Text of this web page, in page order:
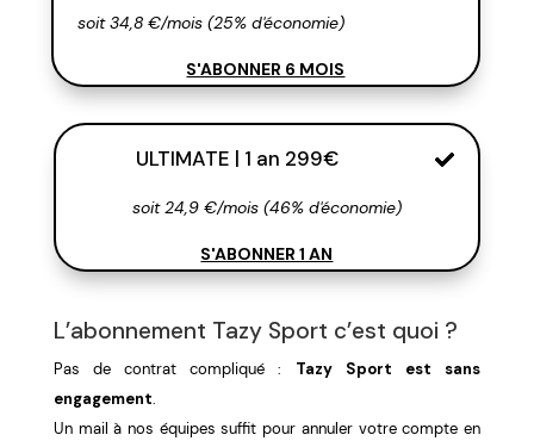
soit 34,8 €/mois (25% d'économie)
S'ABONNER 6 MOIS
ULTIMATE | 1 an 299€
soit 24,9 €/mois (46% d'économie)
S'ABONNER 1 AN
L’abonnement Tazy Sport c’est quoi ?
Pas de contrat compliqué : Tazy Sport est sans
engagement.
Un mail à nos équipes suffit pour annuler votre compte en